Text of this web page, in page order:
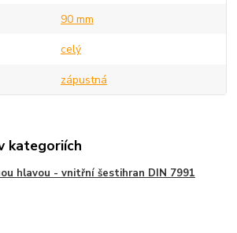
90 mm
celý
zápustná
kategoriích
hlavou - vnitřní šestihran DIN 7991